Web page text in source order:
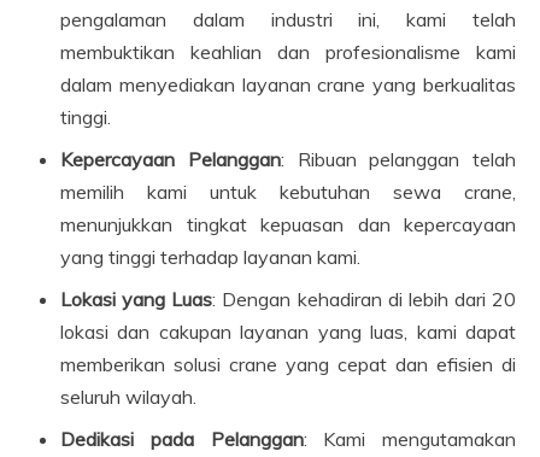
pengalaman dalam industri ini, kami telah
membuktikan keahlian dan profesionalisme kami
dalam menyediakan layanan crane yang berkualitas
tinggi.
Kepercayaan Pelanggan: Ribuan pelanggan telah
memilih kami untuk kebutuhan sewa crane,
menunjukkan tingkat kepuasan dan kepercayaan
yang tinggi terhadap layanan kami.
Lokasi yang Luas: Dengan kehadiran di lebih dari 20
lokasi dan cakupan layanan yang luas, kami dapat
memberikan solusi crane yang cepat dan efisien di
seluruh wilayah.
Dedikasi pada Pelanggan: Kami mengutamakan